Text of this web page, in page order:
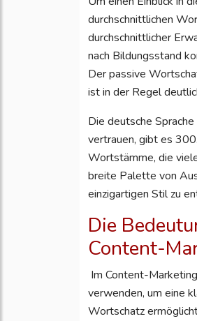
durchschnittlichen
durchschnittlicher
nach Bildungsstand
Der passive
ist in der Regel
Die deutsche
vertrauen, gibt es
Wortstämme, die
breite Palette von
einzigartigen Stil zu
Die
Content-
Im Content-
verwenden, um eine
Wortschatz